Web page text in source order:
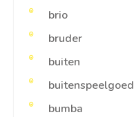
brio
bruder
buiten
buitenspeelgoed
bumba